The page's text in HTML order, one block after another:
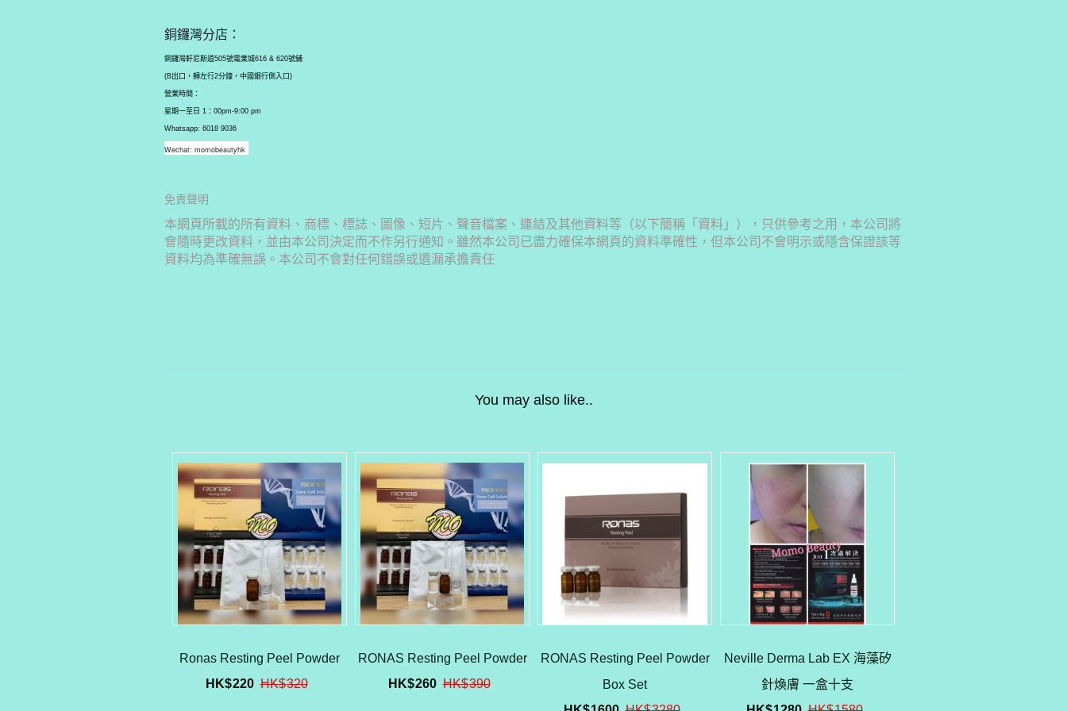
銅鑼灣分店：
銅鑼灣軒尼斯道505號電業城616 & 620號鋪
(B出口，轉左行2分鐘，中國銀行側入口)
營業時間：
星期一至日 1：00pm-9:00 pm
Whatsapp: 6018 9036
Wechat: momobeautyhk
免責聲明
本網頁所載的所有資料、商標、標誌、圖像、短片、聲音檔案、連結及其他資料等（以下簡稱「資料」），只供參考之用，本公司將
會隨時更改資料，並由本公司決定而不作另行通知。雖然本公司已盡力確保本網頁的資料準確性，但本公司不會明示或隱含保證該等
資料均為準確無誤。本公司不會對任何錯誤或遺漏承擔責任
You may also like..
Ronas Resting Peel Powder
HK$220 HK$320
RONAS Resting Peel Powder
HK$260 HK$390
RONAS Resting Peel Powder
Box Set
Neville Derma Lab EX 海藻矽
針煥膚 一盒十支